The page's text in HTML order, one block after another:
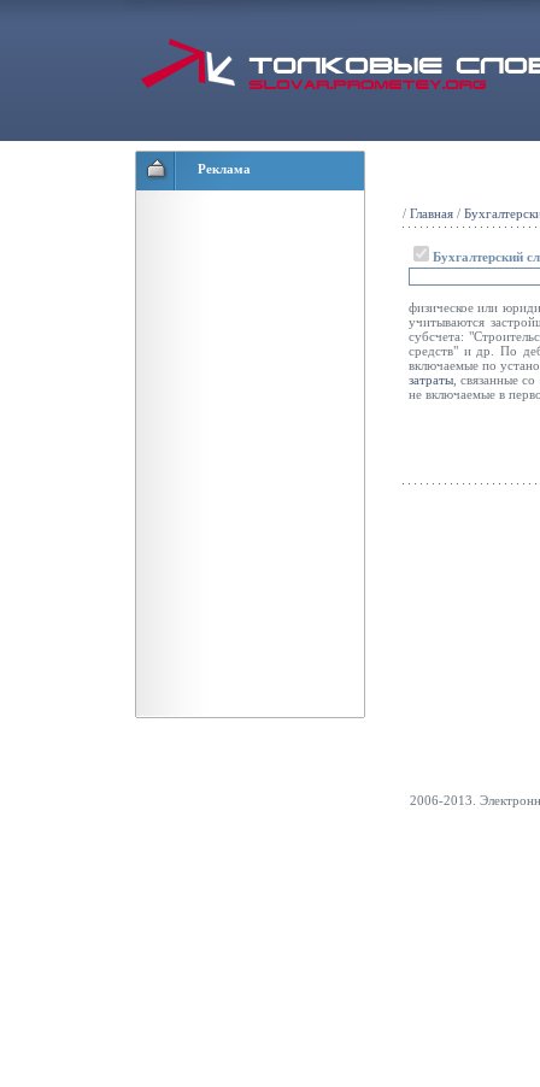
Реклама
/ Главная /
Бухгалтерский
физическое или
учитываются
субсчета:
средств" и др. По
включаемые по
затраты , связанные
не включаемые в
2006-2013.